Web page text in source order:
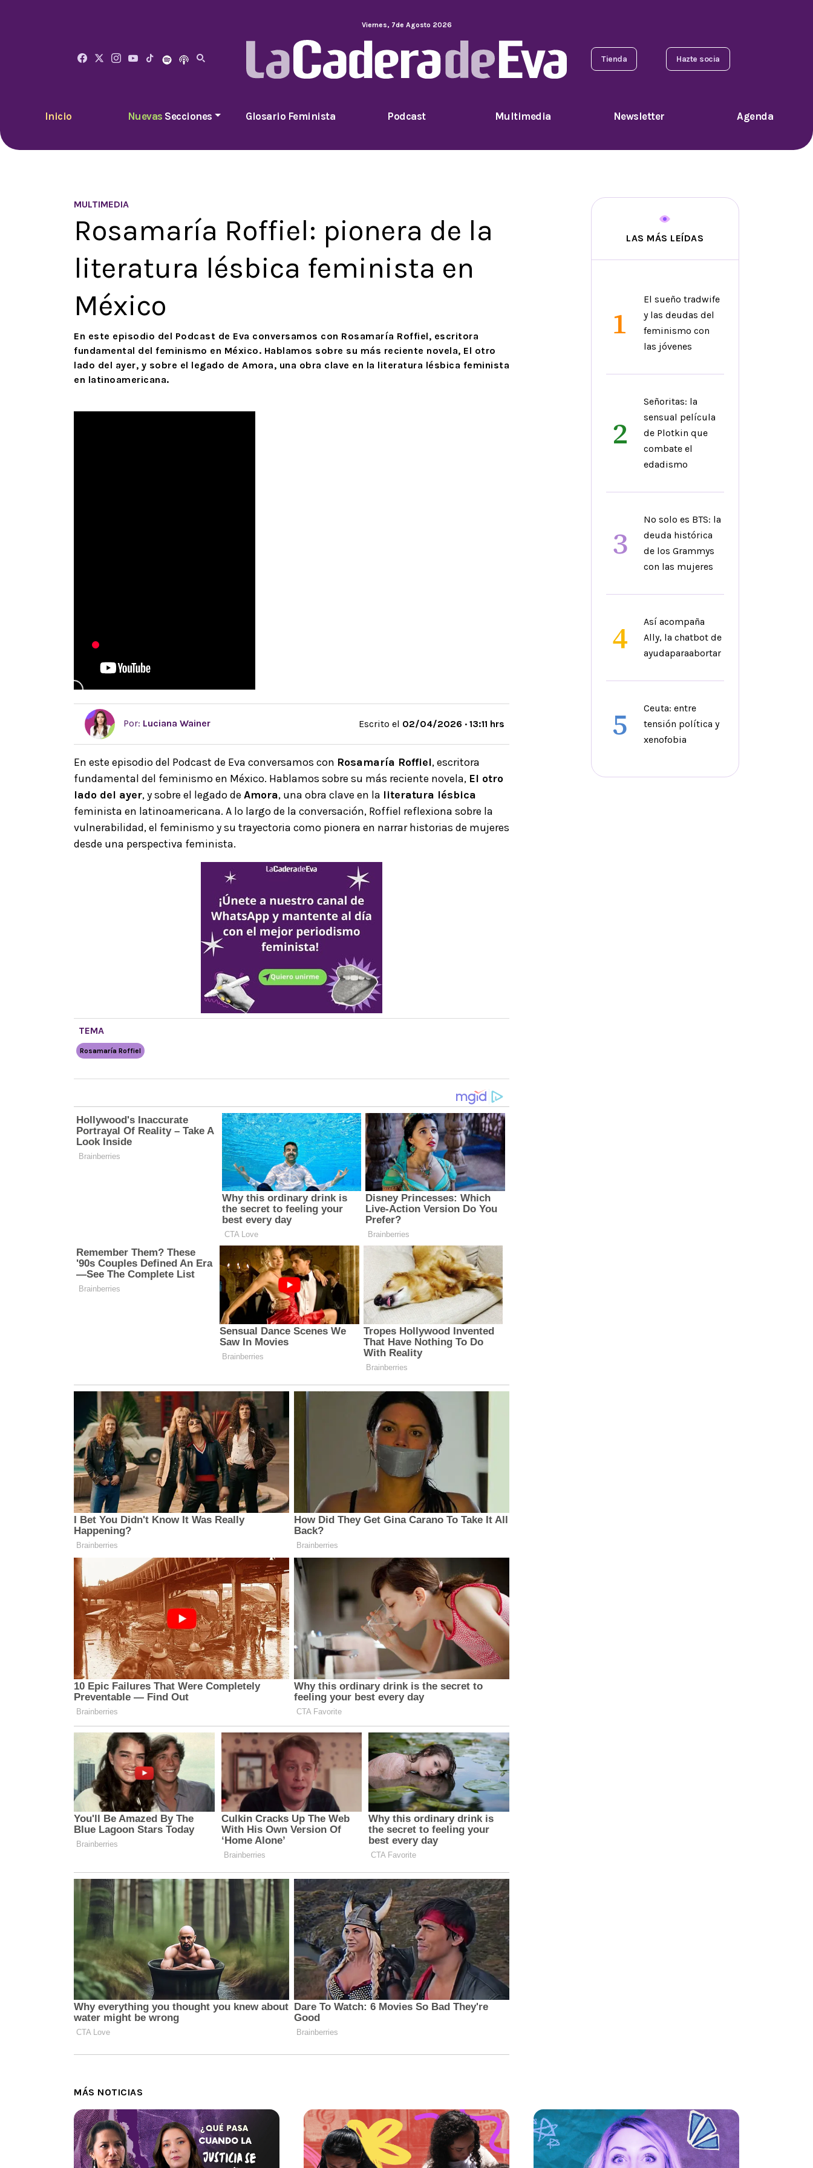
Viernes, 7de Agosto 2026
Tienda Hazte socia
Inicio Nuevas Secciones Glosario Feminista Podcast Multimedia Newsletter Agenda
MULTIMEDIA
Rosamaría Roffiel: pionera de la
literatura lésbica feminista en
México
En este episodio del Podcast de Eva conversamos con Rosamaría Roffiel, escritora
fundamental del feminismo en México. Hablamos sobre su más reciente novela, El otro
lado del ayer, y sobre el legado de Amora, una obra clave en la literatura lésbica feminista
en latinoamericana.
Por: Luciana Wainer Escrito el 02/04/2026 · 13:11 hrs
En este episodio del Podcast de Eva conversamos con Rosamaría Roffiel, escritora
fundamental del feminismo en México. Hablamos sobre su más reciente novela, El otro
lado del ayer, y sobre el legado de Amora, una obra clave en la literatura lésbica
feminista en latinoamericana. A lo largo de la conversación, Roffiel reflexiona sobre la
vulnerabilidad, el feminismo y su trayectoria como pionera en narrar historias de mujeres
desde una perspectiva feminista.
TEMA
Rosamaría Roffiel
LAS MÁS LEÍDAS
1
El sueño tradwife
y las deudas del
feminismo con
las jóvenes
2
Señoritas: la
sensual película
de Plotkin que
combate el
edadismo
3
No solo es BTS: la
deuda histórica
de los Grammys
con las mujeres
4
Así acompaña
Ally, la chatbot de
ayudaparaabortar
5
Ceuta: entre
tensión política y
xenofobia
MÁS NOTICIAS